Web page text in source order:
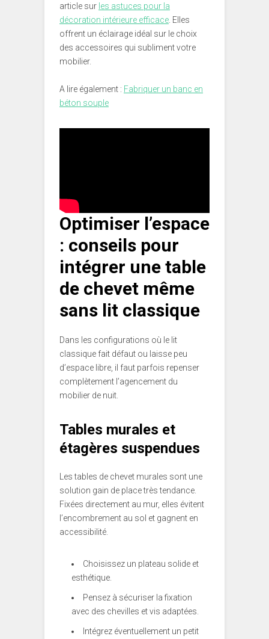
article sur les astuces pour la
décoration intérieure efficace . Elles
offrent un éclairage idéal sur le choix
des accessoires qui subliment votre
mobilier.
A lire également : Fabriquer un banc en
béton souple
Optimiser l’espace
: conseils pour
intégrer une table
de chevet même
sans lit classique
Dans les configurations où le lit
classique fait défaut ou laisse peu
d’espace libre, il faut parfois repenser
complètement l’agencement du
mobilier de nuit.
Tables murales et
étagères suspendues
Les tables de chevet murales sont une
solution gain de place très tendance.
Fixées directement au mur, elles évitent
l’encombrement au sol et gagnent en
accessibilité.
Choisissez un plateau solide et
esthétique.
Pensez à sécuriser la fixation
avec des chevilles et vis adaptées.
Intégrez éventuellement un petit